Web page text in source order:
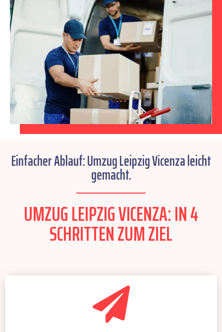
Einfacher Ablauf: Umzug Leipzig Vicenza leicht
gemacht.
UMZUG LEIPZIG VICENZA: IN 4
SCHRITTEN ZUM ZIEL